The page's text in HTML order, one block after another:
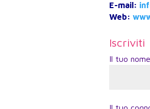
E-mail:
Web:
Iscriviti
Il tuo